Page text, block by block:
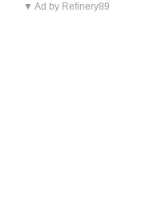
▼ Ad by Refinery89